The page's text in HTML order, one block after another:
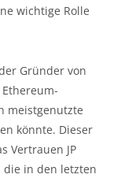
wichtige Rolle
Gründer von
meistgenutzte
könnte. Dieser
Vertrauen JP
die in den letzten